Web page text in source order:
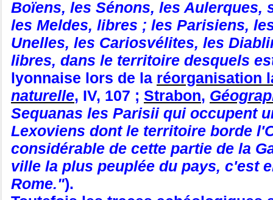
Boïens, les Sénons, les Aulerques,
les Meldes, libres ; les Parisiens,
Unelles, les Cariosvélites, les
libres, dans le territoire desquels
lyonnaise lors de la réorganisation
naturelle, IV, 107 ; Strabon,
Sequanas les Parisii qui occupent
Lexoviens dont le territoire borde
considérable de cette partie de la
ville la plus peuplée du pays, c'est
Rome.").